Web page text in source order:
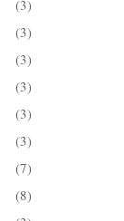
(3)
(3)
(3)
(3)
(3)
(3)
(7)
(8)